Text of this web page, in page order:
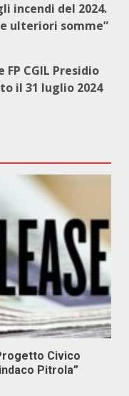
incendi del 2024.
ulteriori somme”
FP CGIL Presidio
il 31 luglio 2024
Civico
Pitrola”